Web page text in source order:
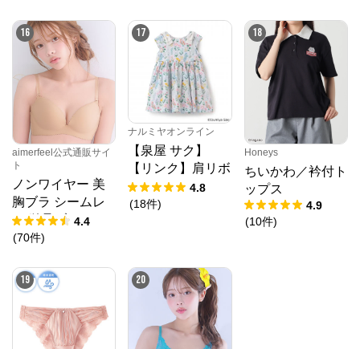
16
aimerfeel公式通販サイ
ト
ノンワイヤー 美
胸ブラ シームレ
ス 単品ブラジャ
ー
4.4
(70件)
17
ナルミヤオンライン
【泉屋 サク】
【リンク】肩リボ
ンフラワーキャッ
トワンピース
4.8
(18件)
18
Honeys
ちいかわ／衿付ト
ップス
4.9
(10件)
19 20